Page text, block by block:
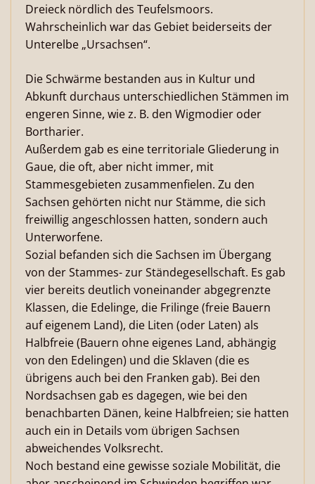
Dreieck nördlich des Teufelsmoors.
Wahrscheinlich war das Gebiet beiderseits der
Unterelbe „Ursachsen“.
Die Schwärme bestanden aus in Kultur und
Abkunft durchaus unterschiedlichen Stämmen im
engeren Sinne, wie z. B. den Wigmodier oder
Bortharier.
Außerdem gab es eine territoriale Gliederung in
Gaue, die oft, aber nicht immer, mit
Stammesgebieten zusammenfielen. Zu den
Sachsen gehörten nicht nur Stämme, die sich
freiwillig angeschlossen hatten, sondern auch
Unterworfene.
Sozial befanden sich die Sachsen im Übergang
von der Stammes- zur Ständegesellschaft. Es gab
vier bereits deutlich voneinander abgegrenzte
Klassen, die Edelinge, die Frilinge (freie Bauern
auf eigenem Land), die Liten (oder Laten) als
Halbfreie (Bauern ohne eigenes Land, abhängig
von den Edelingen) und die Sklaven (die es
übrigens auch bei den Franken gab). Bei den
Nordsachsen gab es dagegen, wie bei den
benachbarten Dänen, keine Halbfreien; sie hatten
auch ein in Details vom übrigen Sachsen
abweichendes Volksrecht.
Noch bestand eine gewisse soziale Mobilität, die